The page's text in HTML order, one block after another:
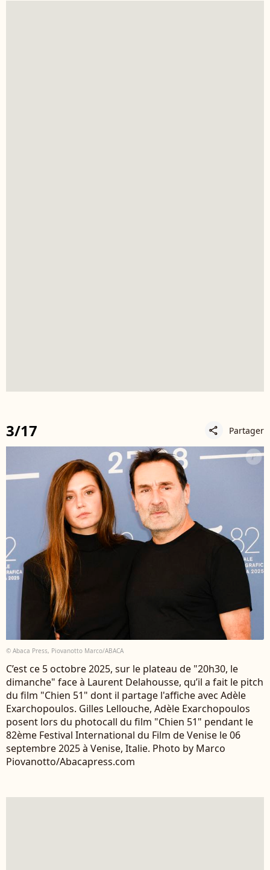
3/17 share Partager
© Abaca Press, Piovanotto Marco/ABACA
C’est ce 5 octobre 2025, sur le plateau de "20h30, le
dimanche" face à Laurent Delahousse, qu’il a fait le pitch
du film "Chien 51" dont il partage l'affiche avec Adèle
Exarchopoulos. Gilles Lellouche, Adèle Exarchopoulos
posent lors du photocall du film "Chien 51" pendant le
82ème Festival International du Film de Venise le 06
septembre 2025 à Venise, Italie. Photo by Marco
Piovanotto/Abacapress.com